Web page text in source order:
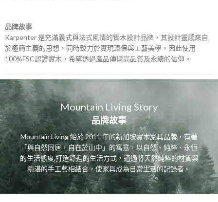
品牌故事
Karpenter 是充滿義式與法式風情的實木設計品牌，其設計靈感來自
於極簡主義的思想，同時致力於實現環保與工藝美學，因此使用
100%FSC認證實木，希望透過產品傳遞高品質及永續的信仰。
Mountain Living Story
品牌故事
Mountain Living 始於 2011 年的新加坡實木家具品牌，有著
「與自然同居，自在於山中」的寓意，以自然、純粹、永恒
的生活態度,打造舒遍的生活方式，通過將天然純粹的材質與
精湛的手工藝相結合，使家具成為日常生活的記錄者。